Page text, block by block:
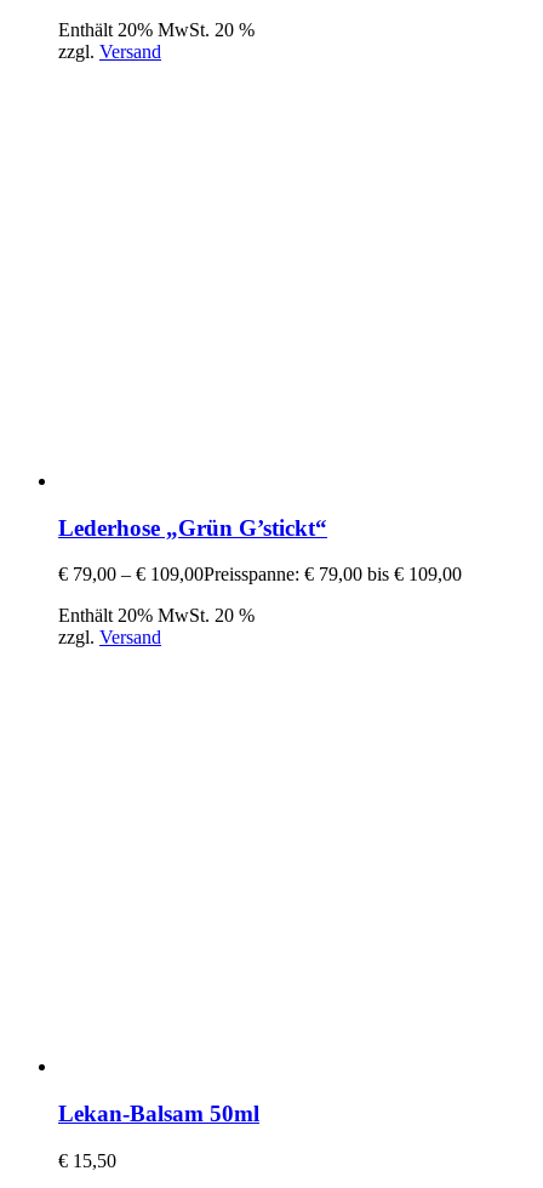
Enthält 20% MwSt. 20 %
zzgl. Versand
Lederhose „Grün G’stickt“
€ 79,00 – € 109,00Preisspanne: € 79,00 bis € 109,00
Enthält 20% MwSt. 20 %
zzgl. Versand
Lekan-Balsam 50ml
€ 15,50